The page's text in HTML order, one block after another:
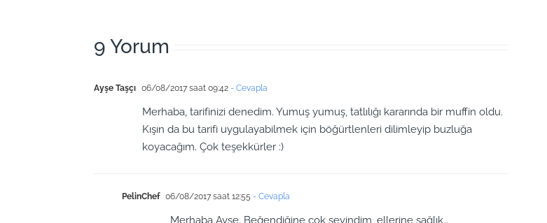
9 Yorum
Ayşe Taşçı 06/08/2017 saat 09:42 - Cevapla
Merhaba, tarifinizi denedim. Yumuş yumuş, tatlılığı kararında bir muffin oldu.
Kışın da bu tarifi uygulayabilmek için böğürtlenleri dilimleyip buzluğa
koyacağım. Çok teşekkürler :)
PelinChef 06/08/2017 saat 12:55 - Cevapla
Merhaba Ayşe. Beğendiğine çok sevindim, ellerine sağlık…